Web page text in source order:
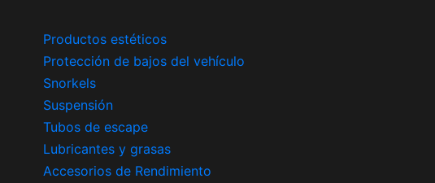
Productos estéticos
Protección de bajos del vehículo
Snorkels
Suspensión
Tubos de escape
Lubricantes y grasas
Accesorios de Rendimiento